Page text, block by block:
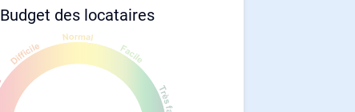
Budget des locataires